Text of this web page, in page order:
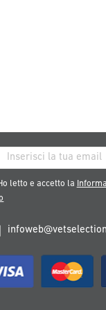
letto e accetto la